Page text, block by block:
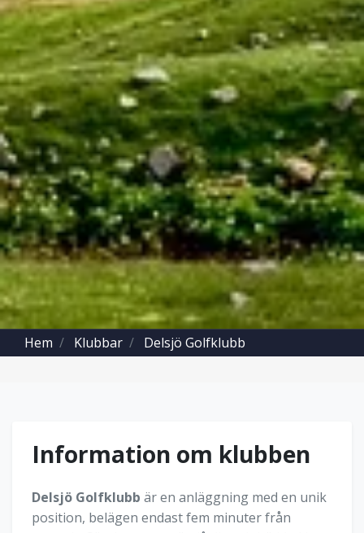
Hem Klubbar Delsjö Golfklubb
Information om klubben
Delsjö Golfklubb är en anläggning med en unik
position, belägen endast fem minuter från